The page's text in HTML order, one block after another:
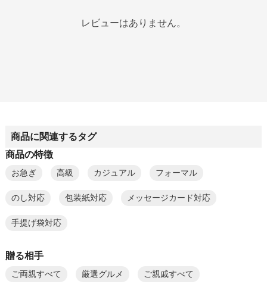
レビューはありません。
商品に関連するタグ
商品の特徴
お急ぎ 高級 カジュアル フォーマル
のし対応 包装紙対応 メッセージカード対応
手提げ袋対応
贈る相手
ご両親すべて 厳選グルメ ご親戚すべて